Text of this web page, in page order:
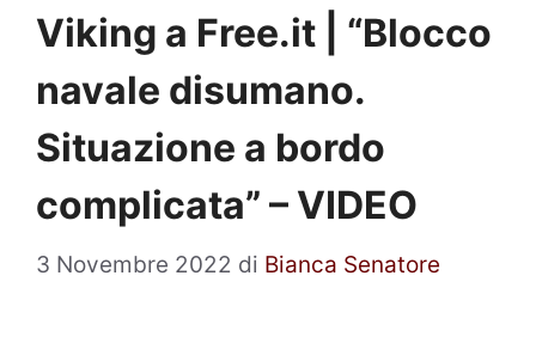
Viking a Free.it | “Blocco
navale disumano.
Situazione a bordo
complicata” – VIDEO
3 Novembre 2022 di Bianca Senatore